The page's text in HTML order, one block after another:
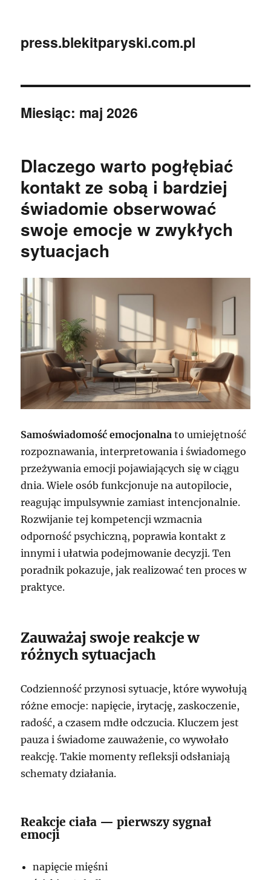
press.blekitparyski.com.pl
Miesiąc: maj 2026
Dlaczego warto pogłębiać
kontakt ze sobą i bardziej
świadomie obserwować
swoje emocje w zwykłych
sytuacjach
Samoświadomość emocjonalna to umiejętność
rozpoznawania, interpretowania i świadomego
przeżywania emocji pojawiających się w ciągu
dnia. Wiele osób funkcjonuje na autopilocie,
reagując impulsywnie zamiast intencjonalnie.
Rozwijanie tej kompetencji wzmacnia
odporność psychiczną, poprawia kontakt z
innymi i ułatwia podejmowanie decyzji. Ten
poradnik pokazuje, jak realizować ten proces w
praktyce.
Zauważaj swoje reakcje w
różnych sytuacjach
Codzienność przynosi sytuacje, które wywołują
różne emocje: napięcie, irytację, zaskoczenie,
radość, a czasem mdłe odczucia. Kluczem jest
pauza i świadome zauważenie, co wywołało
reakcję. Takie momenty refleksji odsłaniają
schematy działania.
Reakcje ciała — pierwszy sygnał
emocji
napięcie mięśni